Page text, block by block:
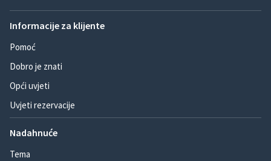
Informacije za klijente
Pomoć
Dobro je znati
Opći uvjeti
Uvjeti rezervacije
Nadahnuće
Tema